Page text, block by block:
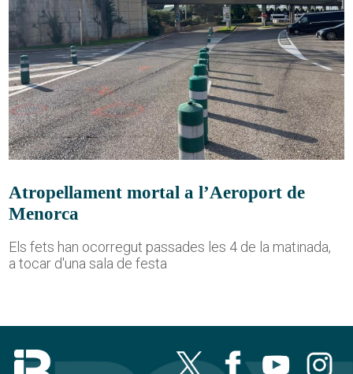
Atropellament mortal a l’Aeroport de
Menorca
Els fets han ocorregut passades les 4 de la matinada,
a tocar d'una sala de festa